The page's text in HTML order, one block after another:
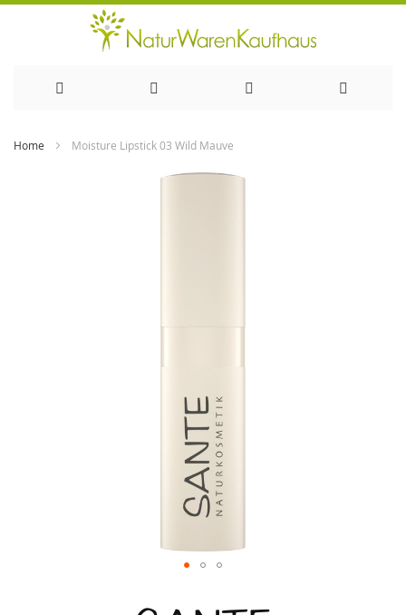
Home Moisture Lipstick 03 Wild Mauve